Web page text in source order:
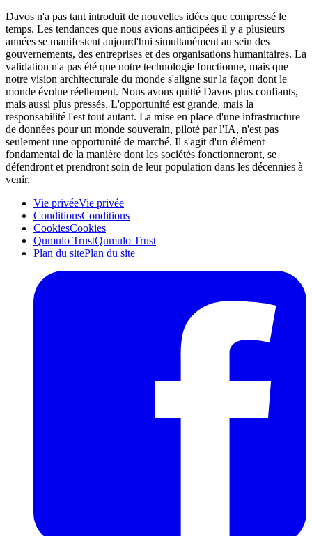
Davos n'a pas tant introduit de nouvelles idées que compressé le
temps. Les tendances que nous avions anticipées il y a plusieurs
années se manifestent aujourd'hui simultanément au sein des
gouvernements, des entreprises et des organisations humanitaires. La
validation n'a pas été que notre technologie fonctionne, mais que
notre vision architecturale du monde s'aligne sur la façon dont le
monde évolue réellement. Nous avons quitté Davos plus confiants,
mais aussi plus pressés. L'opportunité est grande, mais la
responsabilité l'est tout autant. La mise en place d'une infrastructure
de données pour un monde souverain, piloté par l'IA, n'est pas
seulement une opportunité de marché. Il s'agit d'un élément
fondamental de la manière dont les sociétés fonctionneront, se
défendront et prendront soin de leur population dans les décennies à
venir.
Vie privéeVie privée
ConditionsConditions
CookiesCookies
Qumulo TrustQumulo Trust
Plan du sitePlan du site